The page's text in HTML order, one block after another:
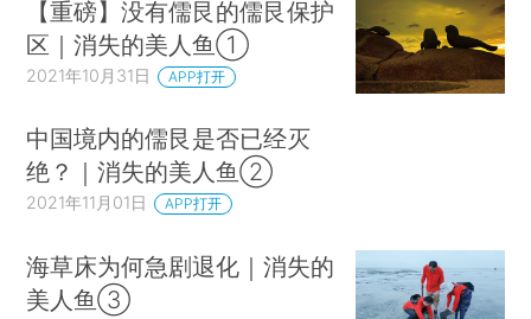
【重磅】没有儒艮的儒艮保护
区｜消失的美人鱼①
2021年10月31日 APP打开
中国境内的儒艮是否已经灭
绝？｜消失的美人鱼②
2021年11月01日 APP打开
海草床为何急剧退化｜消失的
美人鱼③